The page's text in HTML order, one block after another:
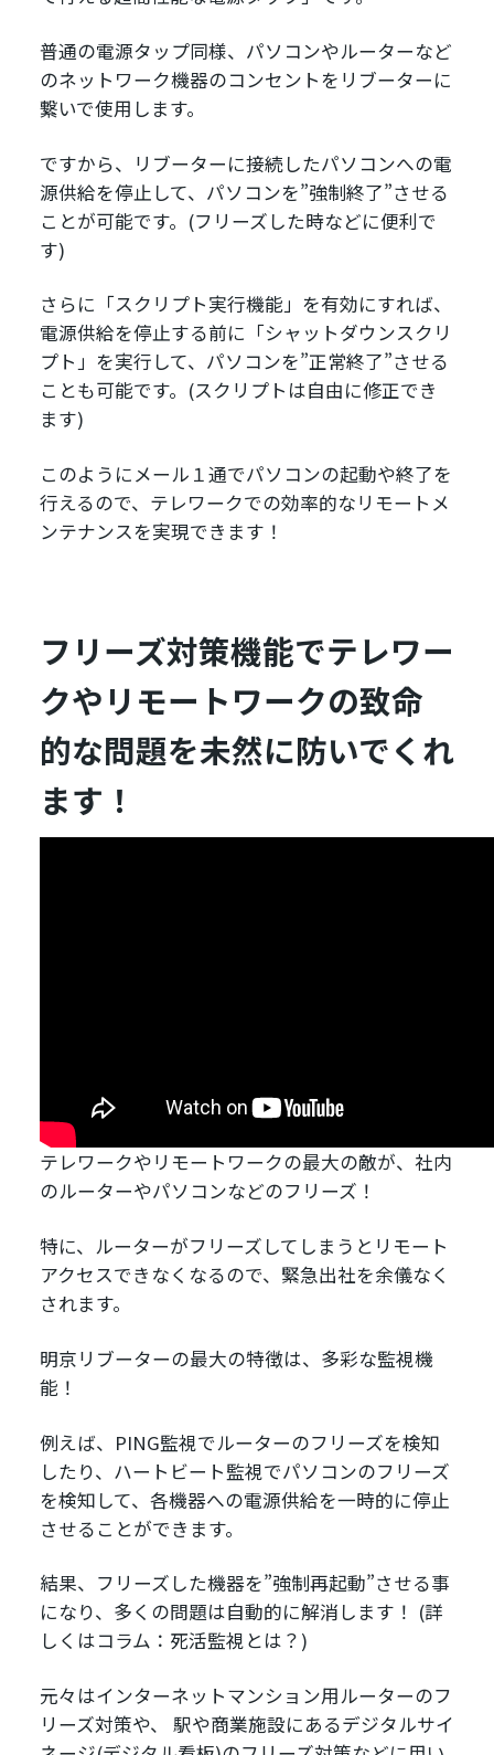
普通の電源タップ同様、パソコンやルーターなど
のネットワーク機器のコンセントをリブーターに
繋いで使用します。
ですから、リブーターに接続したパソコンへの電
源供給を停止して、パソコンを”強制終了”させる
ことが可能です。(フリーズした時などに便利で
す)
さらに「スクリプト実行機能」を有効にすれば、
電源供給を停止する前に「シャットダウンスクリ
プト」を実行して、パソコンを”正常終了”させる
ことも可能です。(スクリプトは自由に修正でき
ます)
このようにメール１通でパソコンの起動や終了を
行えるので、テレワークでの効率的なリモートメ
ンテナンスを実現できます！
フリーズ対策機能でテレワー
クやリモートワークの致命
的な問題を未然に防いでくれ
ます！
テレワークやリモートワークの最大の敵が、社内
のルーターやパソコンなどのフリーズ！
特に、ルーターがフリーズしてしまうとリモート
アクセスできなくなるので、緊急出社を余儀なく
されます。
明京リブーターの最大の特徴は、多彩な監視機
能！
例えば、PING監視でルーターのフリーズを検知
したり、ハートビート監視でパソコンのフリーズ
を検知して、各機器への電源供給を一時的に停止
させることができます。
結果、フリーズした機器を”強制再起動”させる事
になり、多くの問題は自動的に解消します！ (詳
しくはコラム：死活監視とは？)
元々はインターネットマンション用ルーターのフ
リーズ対策や、 駅や商業施設にあるデジタルサイ